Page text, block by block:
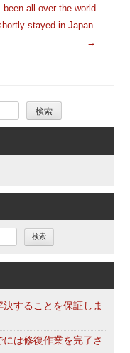
been all over the world
stayed in Japan.
→
することを保証しま
は修復作業を完了さ